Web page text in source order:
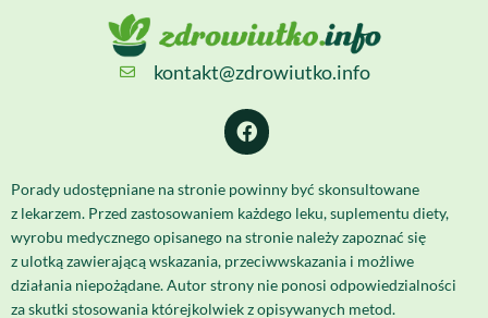
kontakt@zdrowiutko.info
Porady udostępniane na stronie powinny być skonsultowane
z lekarzem. Przed zastosowaniem każdego leku, suplementu diety,
wyrobu medycznego opisanego na stronie należy zapoznać się
z ulotką zawierającą wskazania, przeciwwskazania i możliwe
działania niepożądane. Autor strony nie ponosi odpowiedzialności
za skutki stosowania którejkolwiek z opisywanych metod.